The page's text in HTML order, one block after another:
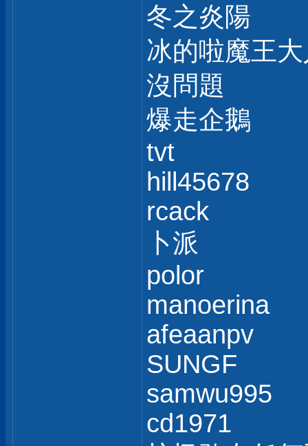
冬之炎陽
冰的啦魔王
沒問題
爆走企鵝
tvt
hill45678
rcack
卜派
polor
manoerina
afeaanpv
SUNGF
samwu995
cd1971